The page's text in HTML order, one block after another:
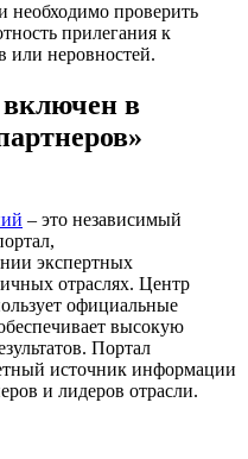
необходимо проверить
прилегания к
или неровностей.
в
– это независимый
экспертных
отраслях. Центр
официальные
высокую
Портал
источник информации
и лидеров отрасли.